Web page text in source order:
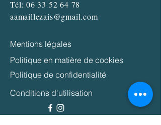
Tél: 06 33 52 64 78
aamaillezais@gmail.com
Mentions légales
Politique en matière de cookies
Politique de confidentialité
Conditions d'utilisation